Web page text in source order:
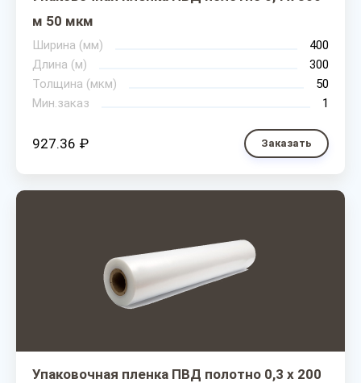
м 50 мкм
Ширина (мм)
400
Длина (м)
300
Толщина (мкм)
50
Мин.заказ
1
927.36 ₽ Заказать
Упаковочная пленка ПВД полотно 0,3 х 200